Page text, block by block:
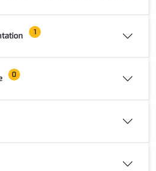
1
0